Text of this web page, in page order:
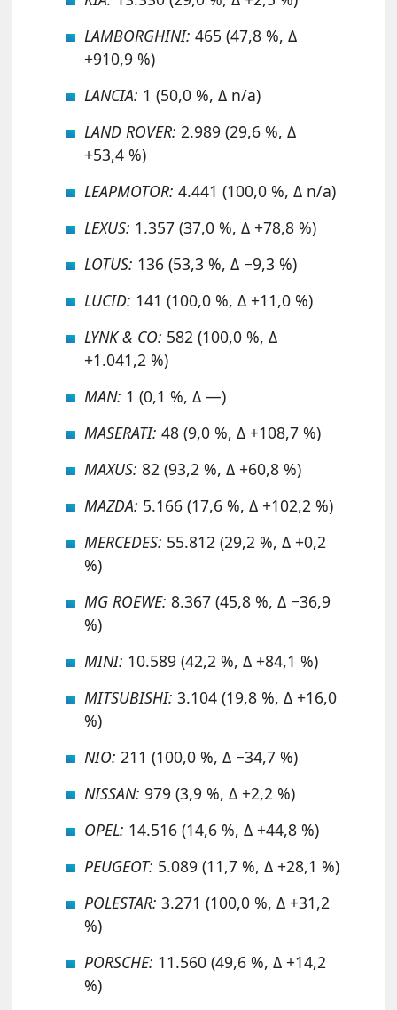
LAMBORGHINI: 465 (47,8 %, Δ
+910,9 %)
LANCIA: 1 (50,0 %, Δ n/a)
LAND ROVER: 2.989 (29,6 %, Δ
+53,4 %)
LEAPMOTOR: 4.441 (100,0 %, Δ n/a)
LEXUS: 1.357 (37,0 %, Δ +78,8 %)
LOTUS: 136 (53,3 %, Δ −9,3 %)
LUCID: 141 (100,0 %, Δ +11,0 %)
LYNK & CO: 582 (100,0 %, Δ
+1.041,2 %)
MAN: 1 (0,1 %, Δ —)
MASERATI: 48 (9,0 %, Δ +108,7 %)
MAXUS: 82 (93,2 %, Δ +60,8 %)
MAZDA: 5.166 (17,6 %, Δ +102,2 %)
MERCEDES: 55.812 (29,2 %, Δ +0,2
%)
MG ROEWE: 8.367 (45,8 %, Δ −36,9
%)
MINI: 10.589 (42,2 %, Δ +84,1 %)
MITSUBISHI: 3.104 (19,8 %, Δ +16,0
%)
NIO: 211 (100,0 %, Δ −34,7 %)
NISSAN: 979 (3,9 %, Δ +2,2 %)
OPEL: 14.516 (14,6 %, Δ +44,8 %)
PEUGEOT: 5.089 (11,7 %, Δ +28,1 %)
POLESTAR: 3.271 (100,0 %, Δ +31,2
%)
PORSCHE: 11.560 (49,6 %, Δ +14,2
%)